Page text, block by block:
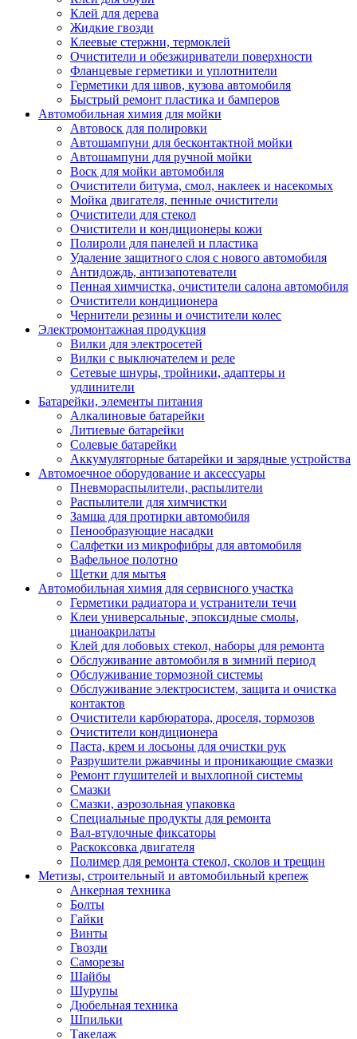
Клей для дерева
Жидкие гвозди
Клеевые стержни, термоклей
Очистители и обезжириватели поверхности
Фланцевые герметики и уплотнители
Герметики для швов, кузова автомобиля
Быстрый ремонт пластика и бамперов
Автомобильная химия для мойки
Автовоск для полировки
Автошампуни для бесконтактной мойки
Автошампуни для ручной мойки
Воск для мойки автомобиля
Очистители битума, смол, наклеек и насекомых
Мойка двигателя, пенные очистители
Очистители для стекол
Очистители и кондиционеры кожи
Полироли для панелей и пластика
Удаление защитного слоя с нового автомобиля
Антидождь, антизапотеватели
Пенная химчистка, очистители салона автомобиля
Очистители кондиционера
Чернители резины и очистители колес
Электромонтажная продукция
Вилки для электросетей
Вилки с выключателем и реле
Сетевые шнуры, тройники, адаптеры и
удлинители
Батарейки, элементы питания
Алкалиновые батарейки
Литиевые батарейки
Солевые батарейки
Аккумуляторные батарейки и зарядные устройства
Автомоечное оборудование и аксессуары
Пневмораспылители, распылители
Распылители для химчистки
Замша для протирки автомобиля
Пенообразующие насадки
Салфетки из микрофибры для автомобиля
Вафельное полотно
Щетки для мытья
Автомобильная химия для сервисного участка
Герметики радиатора и устранители течи
Клеи универсальные, эпоксидные смолы,
цианоакрилаты
Клей для лобовых стекол, наборы для ремонта
Обслуживание автомобиля в зимний период
Обслуживание тормозной системы
Обслуживание электросистем, защита и очистка
контактов
Очистители карбюратора, дроселя, тормозов
Очистители кондиционера
Паста, крем и лосьоны для очистки рук
Разрушители ржавчины и проникающие смазки
Ремонт глушителей и выхлопной системы
Смазки
Смазки, аэрозольная упаковка
Специальные продукты для ремонта
Вал-втулочные фиксаторы
Раскоксовка двигателя
Полимер для ремонта стекол, сколов и трещин
Метизы, строительный и автомобильный крепеж
Анкерная техника
Болты
Гайки
Винты
Гвозди
Саморезы
Шайбы
Шурупы
Дюбельная техника
Шпильки
Такелаж